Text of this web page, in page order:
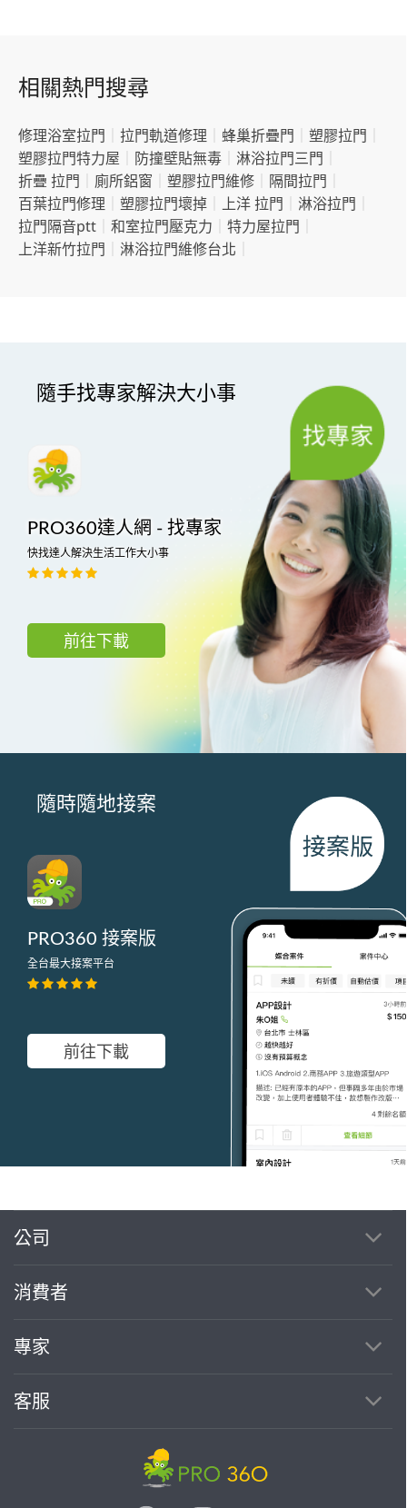
相關熱門搜尋
修理浴室拉門 拉門軌道修理 蜂巢折疊門 塑膠拉門
塑膠拉門特力屋
防撞壁貼無毒 淋浴拉門三門
折疊 拉門
廁所鋁窗 塑膠拉門維修 隔間拉門
百葉拉門修理
塑膠拉門壞掉 上洋 拉門 淋浴拉門
拉門隔音ptt
和室拉門壓克力 特力屋拉門
上洋新竹拉門
淋浴拉門維修台北
隨手找專家解決大小事
PRO360達人網 - 找專家
快找達人解決生活工作大小事
前往下載
隨時隨地接案
PRO360 接案版
全台最大接案平台
前往下載
公司
消費者
專家
客服
繼續完成